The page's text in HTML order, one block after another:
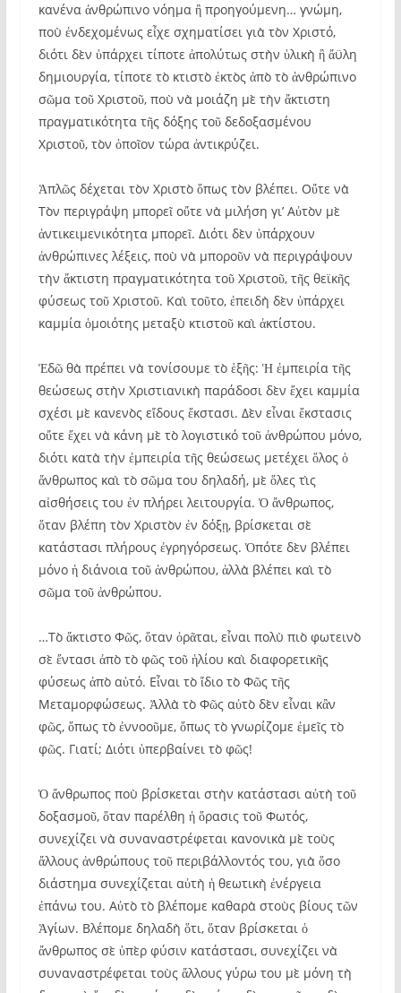
κανένα ἀνθρώπινο νόημα ἢ προηγούμενη… γνώμη,
ποὺ ἐνδεχομένως εἶχε σχηματίσει γιὰ τὸν Χριστό,
διότι δὲν ὑπάρχει τίποτε ἀπολύτως στὴν ὑλικὴ ἢ ἄϋλη
δημιουργία, τίποτε τὸ κτιστὸ ἐκτὸς ἀπὸ τὸ ἀνθρώπινο
σῶμα τοῦ Χριστοῦ, ποὺ νὰ μοιάζη μὲ τὴν ἄκτιστη
πραγματικότητα τῆς δόξης τοῦ δεδοξασμένου
Χριστοῦ, τὸν ὁποῖον τώρα ἀντικρύζει.
Ἁπλῶς δέχεται τὸν Χριστὸ ὅπως τὸν βλέπει. Οὔτε νὰ
Τὸν περιγράψη μπορεῖ οὔτε νὰ μιλήση γι’ Αὐτὸν μὲ
ἀντικειμενικότητα μπορεῖ. Διότι δὲν ὑπάρχουν
ἀνθρώπινες λέξεις, ποὺ νὰ μποροῦν νὰ περιγράψουν
τὴν ἄκτιστη πραγματικότητα τοῦ Χριστοῦ, τῆς θεϊκῆς
φύσεως τοῦ Χριστοῦ. Καὶ τοῦτο, ἐπειδὴ δὲν ὑπάρχει
καμμία ὁμοιότης μεταξὺ κτιστοῦ καὶ ἀκτίστου.
Ἐδῶ θὰ πρέπει νὰ τονίσουμε τὸ ἑξῆς: Ἡ ἐμπειρία τῆς
θεώσεως στὴν Χριστιανικὴ παράδοσι δὲν ἔχει καμμία
σχέσι μὲ κανενὸς εἴδους ἔκστασι. Δὲν εἶναι ἔκστασις
οὔτε ἔχει νὰ κάνη μὲ τὸ λογιστικό τοῦ ἀνθρώπου μόνο,
διότι κατὰ τὴν ἐμπειρία τῆς θεώσεως μετέχει ὅλος ὁ
ἄνθρωπος καὶ τὸ σῶμα του δηλαδή, μὲ ὅλες τὶς
αἰσθήσεις του ἐν πλήρει λειτουργία. Ὁ ἄνθρωπος,
ὅταν βλέπη τὸν Χριστὸν ἐν δόξῃ, βρίσκεται σὲ
κατάστασι πλήρους ἐγρηγόρσεως. Ὁπότε δὲν βλέπει
μόνο ἡ διάνοια τοῦ ἀνθρώπου, ἀλλὰ βλέπει καὶ τὸ
σῶμα τοῦ ἀνθρώπου.
…Τὸ ἄκτιστο Φῶς, ὅταν ὀρᾶται, εἶναι πολὺ πιὸ φωτεινὸ
σὲ ἔντασι ἀπὸ τὸ φῶς τοῦ ἡλίου καὶ διαφορετικῆς
φύσεως ἀπὸ αὐτό. Εἶναι τὸ ἴδιο τὸ Φῶς τῆς
Μεταμορφώσεως. Ἀλλὰ τὸ Φῶς αὐτὸ δὲν εἶναι κἂν
φῶς, ὅπως τὸ ἐννοοῦμε, ὅπως τὸ γνωρίζομε ἐμεῖς τὸ
φῶς. Γιατί; Διότι ὑπερβαίνει τὸ φῶς!
Ὁ ἄνθρωπος ποὺ βρίσκεται στὴν κατάστασι αὐτὴ τοῦ
δοξασμοῦ, ὅταν παρέλθη ἡ ὅρασις τοῦ Φωτός,
συνεχίζει νὰ συναναστρέφεται κανονικὰ μὲ τοὺς
ἄλλους ἀνθρώπους τοῦ περιβάλλοντός του, γιὰ ὅσο
διάστημα συνεχίζεται αὐτὴ ἡ θεωτικὴ ἐνέργεια
ἐπάνω του. Αὐτὸ τὸ βλέπομε καθαρὰ στοὺς βίους τῶν
Ἁγίων. Βλέπομε δηλαδὴ ὅτι, ὅταν βρίσκεται ὁ
ἄνθρωπος σὲ ὑπὲρ φύσιν κατάστασι, συνεχίζει νὰ
συναναστρέφεται τοὺς ἄλλους γύρω του μὲ μόνη τὴ